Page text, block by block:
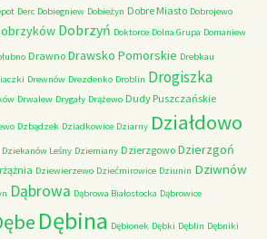
Derc Dobiegniew Dobieżyn Dobre Miasto Dobrojewo
Dobrzyń Doktorce Dolna Grupa Domaniew
Drawno Drawsko Pomorskie Drebkau
Drewnów Drezdenko Droblin Drogiszka
Drwalew Drygały Drążewo Dudy Puszczańskie
Dzbądzek Dziadkowice Dziarny Działdowo
Dziekanów Leśny Dziemiany Dzierzgowo Dzierzgoń
Dziewierzewo Dziećmirowice Dziunin Dziwnów
Dąbrowa Dąbrowa Białostocka Dąbrowice
Dębina Dębionek Dębki Dęblin Dębniki